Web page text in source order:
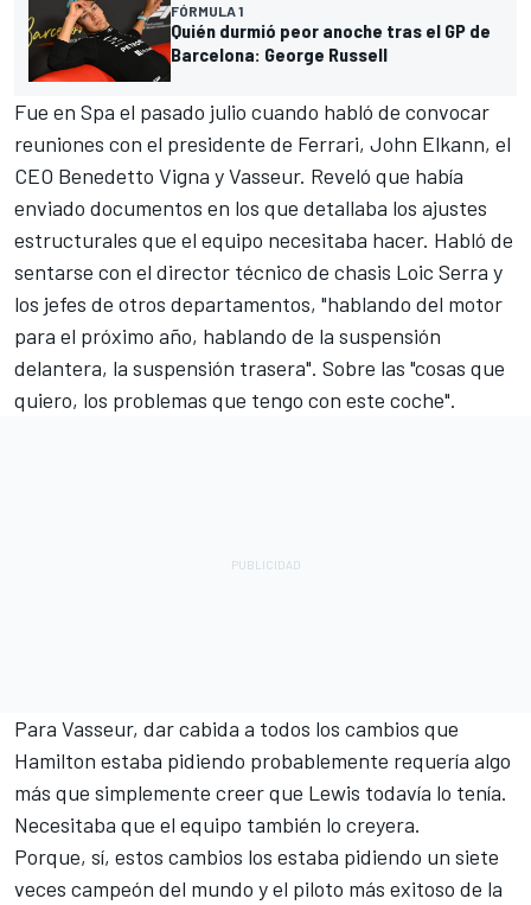
FÓRMULA 1
Quién durmió peor anoche tras el GP de
Barcelona: George Russell
Fue en Spa el pasado julio cuando habló de convocar
reuniones con el presidente de Ferrari, John Elkann, el
CEO Benedetto Vigna y Vasseur. Reveló que había
enviado documentos en los que detallaba los ajustes
estructurales que el equipo necesitaba hacer. Habló de
sentarse con el director técnico de chasis Loic Serra y
los jefes de otros departamentos, "hablando del motor
para el próximo año, hablando de la suspensión
delantera, la suspensión trasera". Sobre las "cosas que
quiero, los problemas que tengo con este coche".
Para Vasseur, dar cabida a todos los cambios que
Hamilton estaba pidiendo probablemente requería algo
más que simplemente creer que Lewis todavía lo tenía.
Necesitaba que el equipo también lo creyera.
Porque, sí, estos cambios los estaba pidiendo un siete
veces campeón del mundo y el piloto más exitoso de la